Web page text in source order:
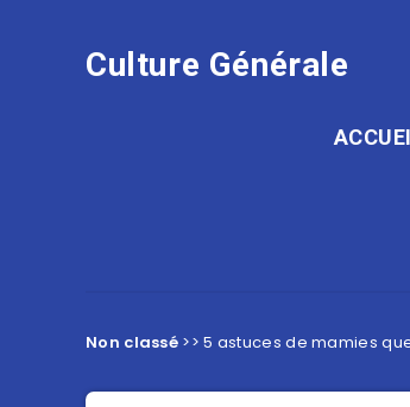
Culture Générale
Non classé >>5 astuces de mamies